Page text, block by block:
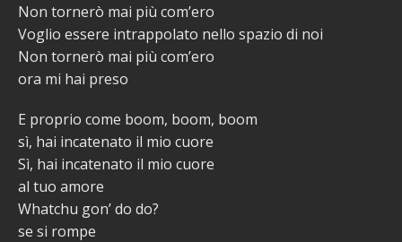
Non tornerò mai più com’ero
Voglio essere intrappolato nello spazio di noi
Non tornerò mai più com’ero
ora mi hai preso
E proprio come boom, boom, boom
sì, hai incatenato il mio cuore
Sì, hai incatenato il mio cuore
al tuo amore
Whatchu gon’ do do?
se si rompe